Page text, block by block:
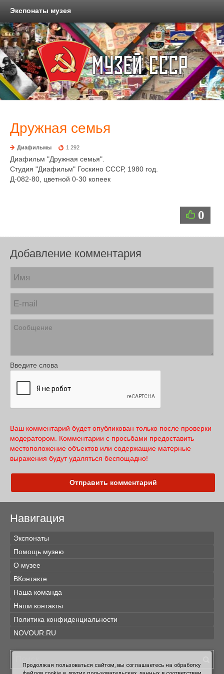
Экспонаты музея
Дружная семья
Диафильмы 1 292
Диафильм "Дружная семья".
Студия "Диафильм" Госкино СССР, 1980 год.
Д-082-80, цветной 0-30 копеек
0
Добавление комментария
Введите слова
Ваш комментарий будет опубликован только после проверки
модератором. Комментарии с просьбами предоставить
местоположение объектов или содержащие матерные
выражения будут удаляться беспощадно!
Отправить комментарий
Навигация
Экспонаты
Помощь музею
О музее
ВКонтакте
Наша команда
Наши контакты
Политика конфиденциальности
NOVOUR.RU
Продолжая пользоваться сайтом, вы соглашаетесь на обработку